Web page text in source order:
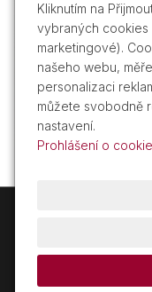
+420
© 2026 Glamour
Kliknutím na
vybraných cookies
marketingové).
našeho webu,
personalizaci
můžete svobodně
nastavení.
Prohlášení o